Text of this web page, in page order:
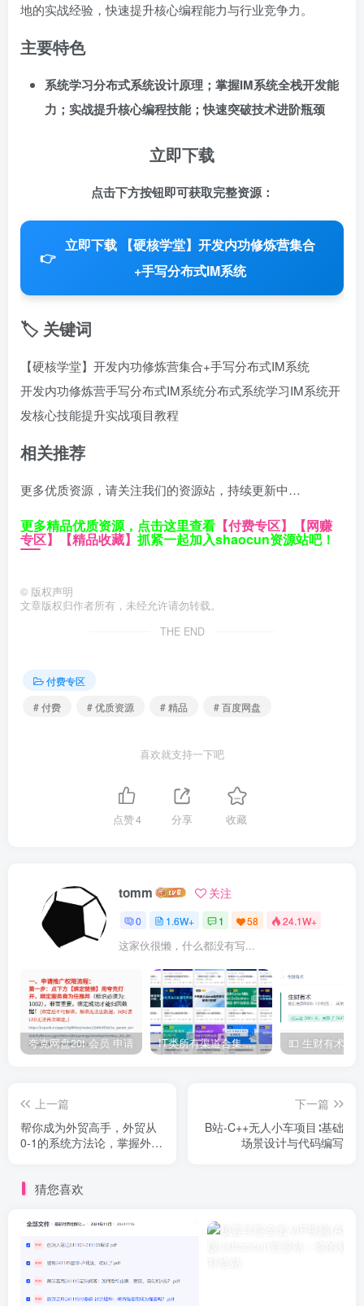
地的实战经验，快速提升核心编程能力与行业竞争力。
主要特色
系统学习分布式系统设计原理；掌握IM系统全栈开发能
力；实战提升核心编程技能；快速突破技术进阶瓶颈
立即下载
点击下方按钮即可获取完整资源：
👉
立即下载 【硬核学堂】开发内功修炼营集合
+手写分布式IM系统
🏷️ 关键词
【硬核学堂】开发内功修炼营集合+手写分布式IM系统
开发内功修炼营手写分布式IM系统分布式系统学习IM系统开
发核心技能提升实战项目教程
相关推荐
更多优质资源，请关注我们的资源站，持续更新中…
更多精品优质资源，点击这里查看 【付费专区】 【网赚
专区】 【精品收藏】 抓紧一起加入shaocun资源站吧！
© 版权声明
文章版权归作者所有，未经允许请勿转载。
THE END
付费专区
# 付费
# 优质资源 # 精品 # 百度网盘
喜欢就支持一下吧
点赞4 分享 收藏
tomm 关注
0 1.6W+ 1 58 24.1W+
这家伙很懒，什么都没有写...
夸克网盘20t 会员 申请 IT类所有渠道合集 持续日更，目前近四千多条资源 年费用户微信私信获取权限
上一篇
帮你成为外贸高手，外贸从
0-1的系统方法论，掌握外贸
下一篇
B站-C++无人小车项目∶基础
场景设计与代码编写
猜您喜欢